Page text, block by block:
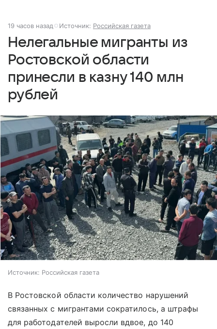
19 часов назад Источник: Российская газета
Нелегальные мигранты из
Ростовской области
принесли в казну 140 млн
рублей
Источник: Российская газета
В Ростовской области количество нарушений
связанных с мигрантами сократилось, а штрафы
для работодателей выросли вдвое, до 140